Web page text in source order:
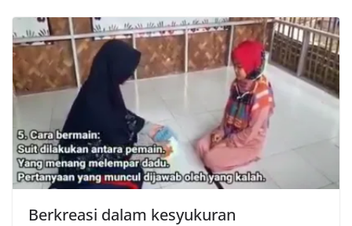
Berkreasi dalam kesyukuran